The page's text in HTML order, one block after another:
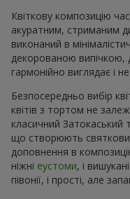
Квіткову композицію
акуратним, стриманим
виконаний в
декорованою
гармонійно виглядає і
Безпосередньо вибір
квітів з тортом не
класичний
що створюють
доповнення в
ніжні еустоми, і
півонії, і прості, але